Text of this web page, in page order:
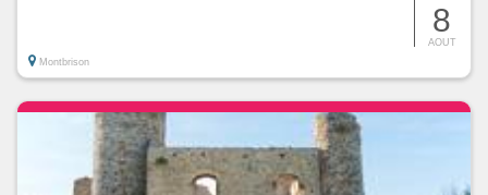
8
AOUT
Montbrison